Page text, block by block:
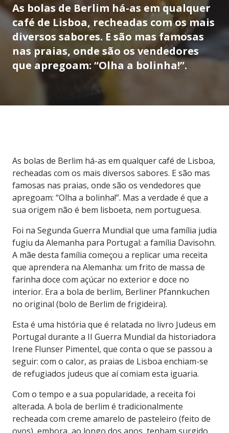
As bolas de Berlim há-as em qualquer
café de Lisboa, recheadas com os mais
diversos sabores. E são mas famosas
nas praias, onde são os vendedores
que apregoam: “Olha a bolinha!”.
As bolas de Berlim há-as em qualquer café de Lisboa,
recheadas com os mais diversos sabores. E são mas
famosas nas praias, onde são os vendedores que
apregoam: “Olha a bolinha!”. Mas a verdade é que a
sua origem não é bem lisboeta, nem portuguesa.
Foi na Segunda Guerra Mundial que uma família judia
fugiu da Alemanha para Portugal: a família Davisohn.
A mãe desta família começou a replicar uma receita
que aprendera na Alemanha: um frito de massa de
farinha doce com açúcar no exterior e doce no
interior. Era a bola de berlim, Berliner Pfannkuchen
no original (bolo de Berlim de frigideira).
Esta é uma história que é relatada no livro Judeus em
Portugal durante a II Guerra Mundial da historiadora
Irene Flunser Pimentel, que conta o que se passou a
seguir: com o calor, as praias de Lisboa enchiam-se
de refugiados judeus que aí comiam esta iguaria.
Com o tempo e a sua popularidade, a receita foi
alterada. A bola de berlim é tradicionalmente
recheada com creme amarelo de pasteleiro (feito de